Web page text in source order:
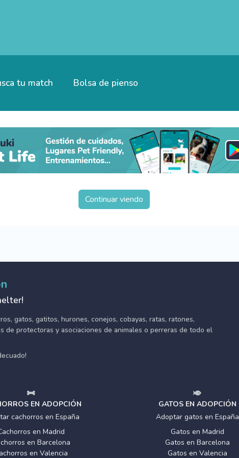
tu match Bolsa de pienso
Continuar viendo
gatos, gatitos, hurones, conejos, cobayas, ratas, ratones,
de protectoras y asociaciones de animales o perreras de todo el
EN ADOPCIÓN
cachorros en España
en Madrid
en Barcelona
en Valencia
GATOS EN ADOPCIÓN
Adoptar gatos en España
Gatos en Madrid
Gatos en Barcelona
Gatos en Valencia